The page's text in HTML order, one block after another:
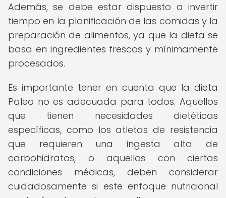
Además, se debe estar dispuesto a invertir
tiempo en la planificación de las comidas y la
preparación de alimentos, ya que la dieta se
basa en ingredientes frescos y mínimamente
procesados.
Es importante tener en cuenta que la dieta
Paleo no es adecuada para todos. Aquellos
que tienen necesidades dietéticas
específicas, como los atletas de resistencia
que requieren una ingesta alta de
carbohidratos, o aquellos con ciertas
condiciones médicas, deben considerar
cuidadosamente si este enfoque nutricional